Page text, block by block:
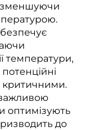
зменшуючи
температури,
критичними.
оптимізують
до